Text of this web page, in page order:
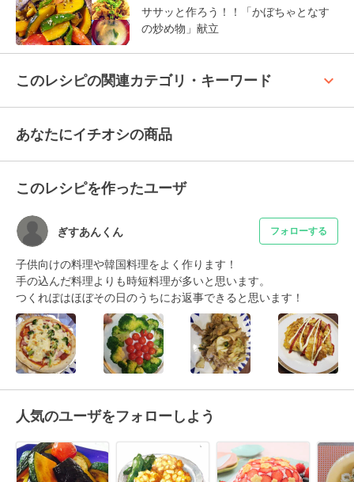
ササッと作ろう！！「かぼちゃとなす
の炒め物」献立
このレシピの関連カテゴリ・キーワード keyboard_arrow_up
あなたにイチオシの商品
このレシピを作ったユーザ
ぎすあんくん フォローする
子供向けの料理や韓国料理をよく作ります！
手の込んだ料理よりも時短料理が多いと思います。
つくれぽはほぼその日のうちにお返事できると思います！
人気のユーザをフォローしよう